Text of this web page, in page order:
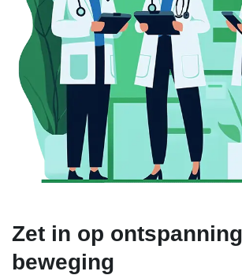
Zet in op
beweging